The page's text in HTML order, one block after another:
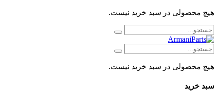
هیچ محصولی در سبد خرید نیست.
هیچ محصولی در سبد خرید نیست.
سبد خرید